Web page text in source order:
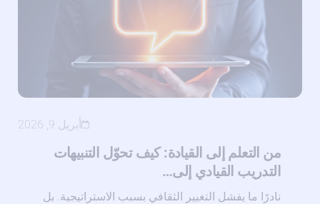
أبريل 9, 2026
من التعلم إلى القيادة: كيف تحوّل التنبيهات
التدريب القيادي إلى…
نادرًا ما يفشل التغيير الثقافي بسبب الاستراتيجية. بل